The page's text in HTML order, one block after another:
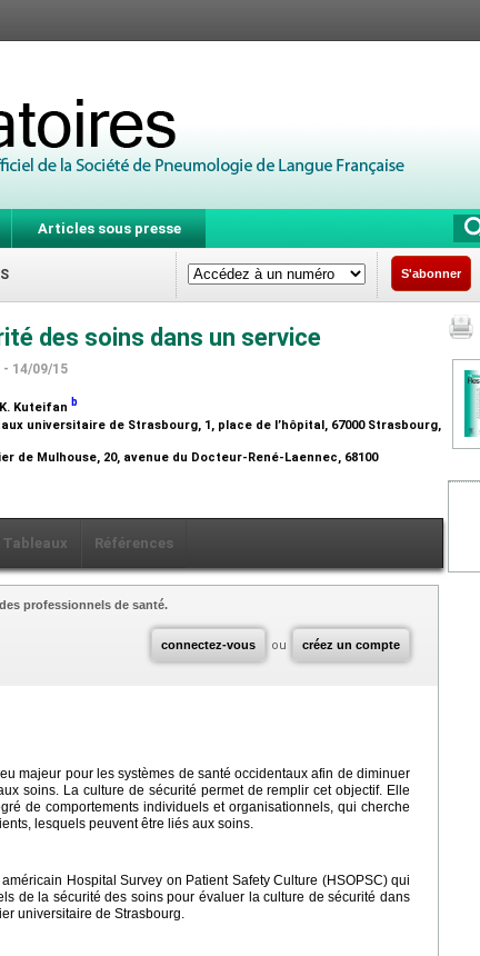
Articles sous presse
S'abonner
des soins dans un service
- 14/09/15
Kuteifan b
universitaire de Strasbourg, 1, place de l’hôpital, 67000 Strasbourg,
Mulhouse, 20, avenue du Docteur-René-Laennec, 68100
Tableaux Références
connectez-vous ou créez un compte
professionnels de santé.
majeur pour les systèmes de santé occidentaux afin de diminuer
soins. La culture de sécurité permet de remplir cet objectif. Elle
de comportements individuels et organisationnels, qui cherche
lesquels peuvent être liés aux soins.
Hospital Survey on Patient Safety Culture (HSOPSC) qui
de la sécurité des soins pour évaluer la culture de sécurité dans
universitaire de Strasbourg.